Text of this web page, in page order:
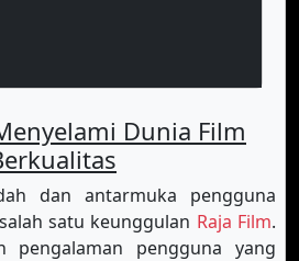
Dunia Film
dan antarmuka pengguna
satu keunggulan Raja Film.
pengalaman pengguna yang